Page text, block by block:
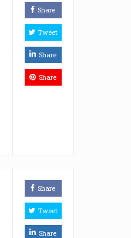
Share
Tweet
Share
Share
Share
Tweet
Share